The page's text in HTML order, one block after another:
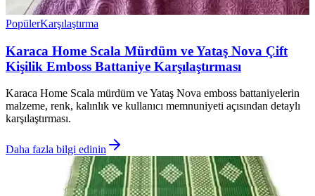
PopülerKarşılaştırma
Karaca Home Scala Mürdüm ve Yataş Nova Çift
Kişilik Emboss Battaniye Karşılaştırması
Karaca Home Scala mürdüm ve Yataş Nova emboss battaniyelerin
malzeme, renk, kalınlık ve kullanıcı memnuniyeti açısından detaylı
karşılaştırması.
Daha fazla bilgi edinin